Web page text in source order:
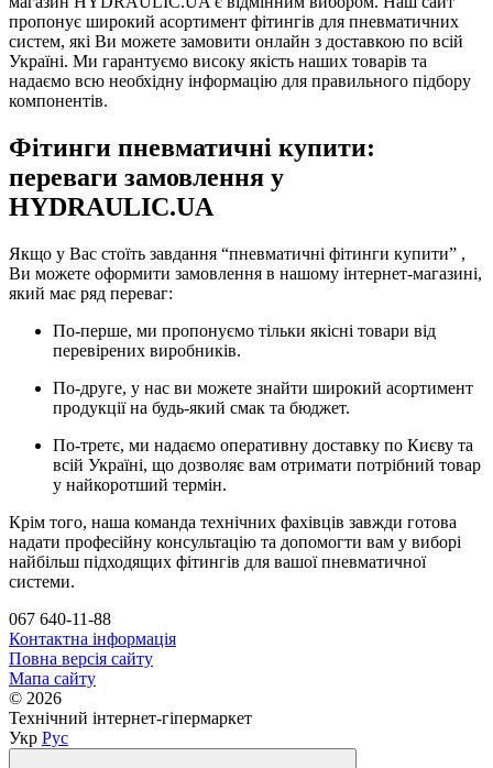
пропонує широкий асортимент фітингів для пневматичних
систем, які Ви можете замовити онлайн з доставкою по всій
Україні. Ми гарантуємо високу якість наших товарів та
надаємо всю необхідну інформацію для правильного підбору
компонентів.
Фітинги пневматичні купити:
переваги замовлення у
HYDRAULIC.UA
Якщо у Вас стоїть завдання “пневматичні фітинги купити” ,
Ви можете оформити замовлення в нашому інтернет-магазині,
який має ряд переваг:
По-перше, ми пропонуємо тільки якісні товари від
перевірених виробників.
По-друге, у нас ви можете знайти широкий асортимент
продукції на будь-який смак та бюджет.
По-третє, ми надаємо оперативну доставку по Києву та
всій Україні, що дозволяє вам отримати потрібний товар
у найкоротший термін.
Крім того, наша команда технічних фахівців завжди готова
надати професійну консультацію та допомогти вам у виборі
найбільш підходящих фітингів для вашої пневматичної
системи.
067 640-11-88
Контактна інформація
Повна версія сайту
Мапа сайту
© 2026
Технічний інтернет-гіпермаркет
Укр Рус